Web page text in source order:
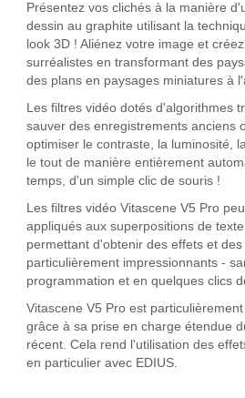
Présentez vos clichés à la manière
dessin au graphite utilisant la
look 3D ! Aliénez votre image et
surréalistes en transformant des
des plans en paysages miniatures à
Les filtres vidéo dotés d'algorithmes
sauver des enregistrements anciens
optimiser le contraste, la luminosité,
le tout de manière entièrement
temps, d'un simple clic de souris !
Les filtres vidéo Vitascene V5 Pro
appliqués aux superpositions de
permettant d'obtenir des effets et
particulièrement impressionnants -
programmation et en quelques clics
Vitascene V5 Pro est
grâce à sa prise en charge étendue
récent. Cela rend l'utilisation des
en particulier avec EDIUS.